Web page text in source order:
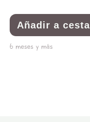
Añadir a cesta
6 meses y más